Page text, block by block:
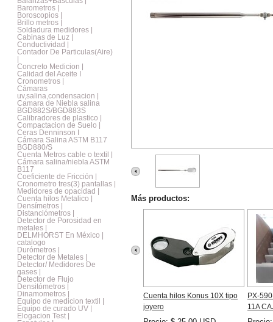
Barometros |
Boroscopios |
Brillo metros |
Soldadura medidores |
Cabinas de Luz |
Conductividad |
Contador De Particulas(Aire)
Concreto Medicion |
Calidad del Aceite I
Cronometros |
Cámaras
uv,salina,condensacion |
Camara de Niebla salina
BGD882S/BGD883S
Calibradores de plastico |
Compactacion de Suelo |
Ceras Denninson I
Cámara Salina ASTM B117
BGD880/S
Cuenta Metros cable o textil |
Cámara salina/niebla ASTM
B117
Coeficiente de Fricción |
Cronometro tres(3) pantallas |
Medidores de opacidad |
Cuenta hilos Metalico |
Densímetros |
Distanciómetros |
Detector de Porosidad en
metales |
DELMHORST En México |
catalogo
Durómetros |
Detector de Metales |
Detector/ Medidores De
gases |
Detector de Flujo
Densitómetros |
Dinamometros |
Equipo de medicion textil |
Equipo de curado UV |
Elogacion Test |
Más productos:
Cuenta hilos Konus 10X tipo
joyero
PX-
11A